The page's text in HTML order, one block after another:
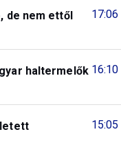
17:06
de nem ettől
16:10
haltermelők
15:05